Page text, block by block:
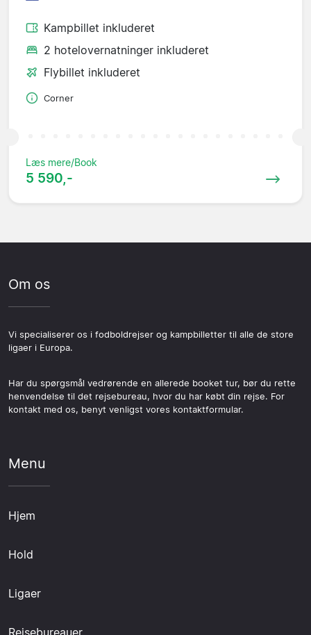
Kampbillet inkluderet
2 hotelovernatninger inkluderet
Flybillet inkluderet
Corner
Læs mere/Book
5 590,-
Om os
Vi specialiserer os i fodboldrejser og kampbilletter til alle de store
ligaer i Europa.
Har du spørgsmål vedrørende en allerede booket tur, bør du rette
henvendelse til det rejsebureau, hvor du har købt din rejse. For
kontakt med os, benyt venligst vores kontaktformular.
Menu
Hjem
Hold
Ligaer
Rejsebureauer